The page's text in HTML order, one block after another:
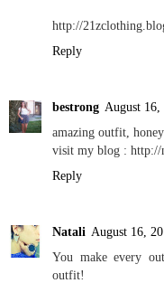
http://
Reply
bestrong August
amazing outfit,
visit my blog : http://
Reply
Natali August 16,
You make every
outfit!